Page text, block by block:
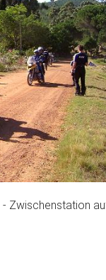
- Zwischenstation